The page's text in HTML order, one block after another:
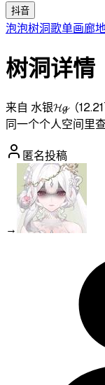
抖音
泡泡树洞歌单画廊
树洞详情
来自 水银𝓗𝓰（
同一个个人空间里
匿名投稿
→